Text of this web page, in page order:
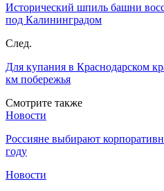
Исторический шпиль башни
под Калининградом
След.
Для купания в Краснодарском
км побережья
Смотрите также
Новости
Россияне выбирают
году
Новости